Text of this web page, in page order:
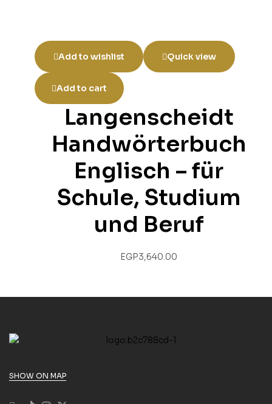
Add to wishlist Quick view
Add to cart
Langenscheidt
Handwörterbuch
Englisch – für
Schule, Studium
und Beruf
EGP3,640.00
SHOW ON MAP